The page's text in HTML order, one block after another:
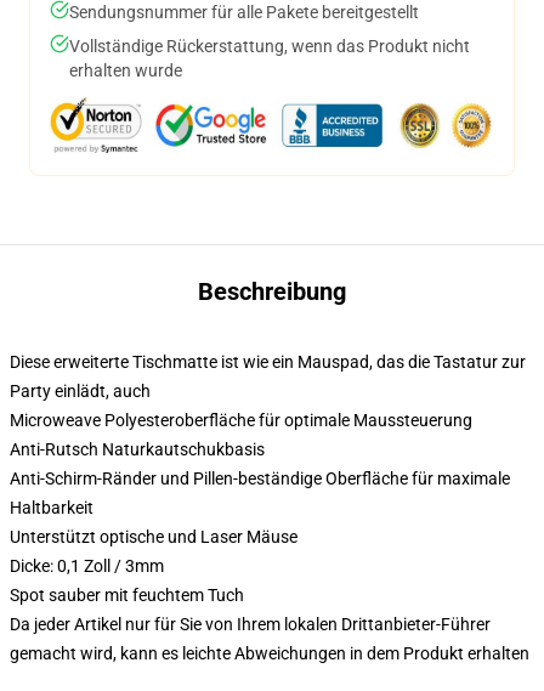
Sendungsnummer für alle Pakete bereitgestellt
Vollständige Rückerstattung, wenn das Produkt nicht
erhalten wurde
Beschreibung
Diese erweiterte Tischmatte ist wie ein Mauspad, das die Tastatur zur
Party einlädt, auch
Microweave Polyesteroberfläche für optimale Maussteuerung
Anti-Rutsch Naturkautschukbasis
Anti-Schirm-Ränder und Pillen-beständige Oberfläche für maximale
Haltbarkeit
Unterstützt optische und Laser Mäuse
Dicke: 0,1 Zoll / 3mm
Spot sauber mit feuchtem Tuch
Da jeder Artikel nur für Sie von Ihrem lokalen Drittanbieter-Führer
gemacht wird, kann es leichte Abweichungen in dem Produkt erhalten